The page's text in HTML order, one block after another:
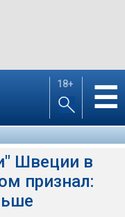
18+ ☰
Швеции в
признал: